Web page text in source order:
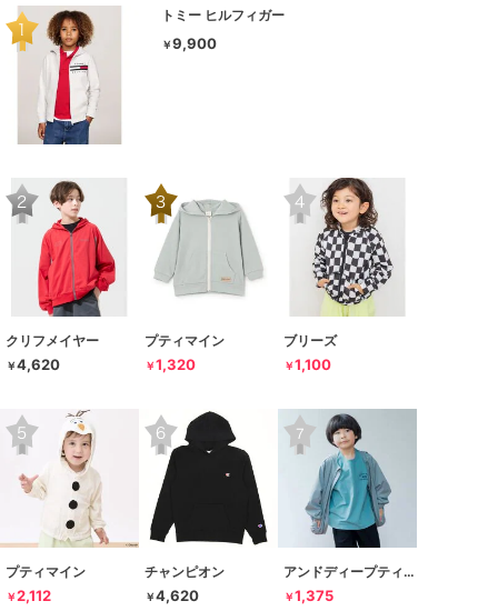
トミー ヒルフィガー
￥9,900
クリフメイヤー
￥4,620
プティマイン
￥1,320
ブリーズ
￥1,100
プティマイン
￥2,112
チャンピオン
￥4,620
アンドディープティマイン
￥1,375